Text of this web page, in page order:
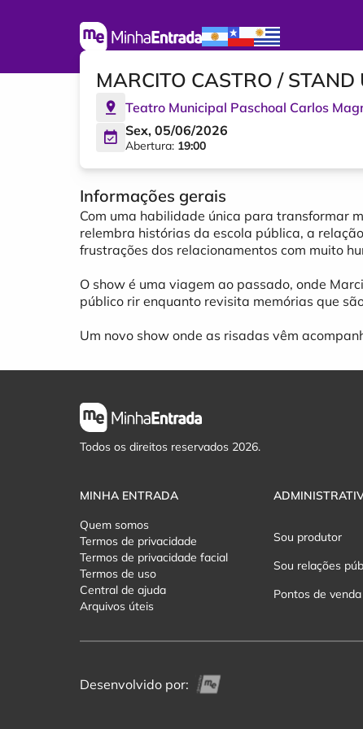
MARCITO CASTRO / STAND
Teatro Municipal Paschoal Carlos
Sex, 05/06/2026
Abertura: 19:00
Informações gerais
Com uma habilidade única para transformar
relembra histórias da escola pública, a
frustrações dos relacionamentos com muito
O show é uma viagem ao passado, onde
público rir enquanto revisita memórias que
Um novo show onde as risadas vêm
Todos os direitos reservados 2026.
MINHA ENTRADA
Quem somos
Termos de privacidade
Termos de privacidade facial
Termos de uso
Central de ajuda
Arquivos úteis
Sou produtor
Sou relações
Pontos de venda
Desenvolvido por: